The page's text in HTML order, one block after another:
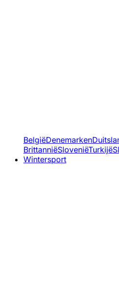
BelgiëDenemarken
BrittanniëSloveniëTurkijë
Wintersport